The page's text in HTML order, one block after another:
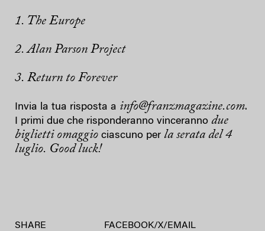
1. The Europe
2. Alan Parson Project
3. Return to Forever
Invia la tua risposta a info@franzmagazine.com.
I primi due che risponderanno vinceranno due
biglietti omaggio ciascuno per la serata del 4
luglio. Good luck!
SHARE FACEBOOK/X/ EMAIL